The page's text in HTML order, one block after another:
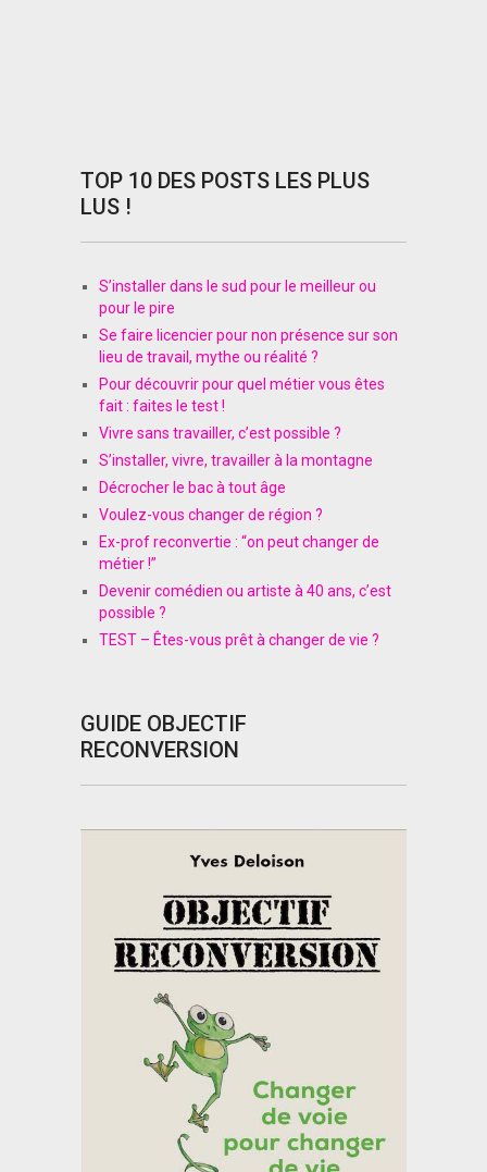
TOP 10 DES POSTS LES PLUS
LUS !
S’installer dans le sud pour le meilleur ou
pour le pire
Se faire licencier pour non présence sur son
lieu de travail, mythe ou réalité ?
Pour découvrir pour quel métier vous êtes
fait : faites le test !
Vivre sans travailler, c’est possible ?
S’installer, vivre, travailler à la montagne
Décrocher le bac à tout âge
Voulez-vous changer de région ?
Ex-prof reconvertie : “on peut changer de
métier !”
Devenir comédien ou artiste à 40 ans, c’est
possible ?
TEST – Êtes-vous prêt à changer de vie ?
GUIDE OBJECTIF
RECONVERSION